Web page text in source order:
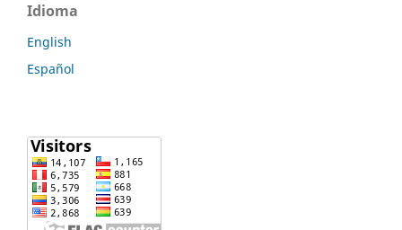
Idioma
English
Español